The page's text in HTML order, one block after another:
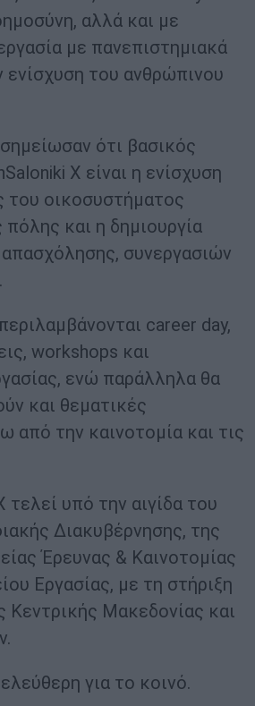
αλλά και με
με πανεπιστημιακά
ενίσχυση του ανθρώπινου
ότι βασικός
X είναι η ενίσχυση
του οικοσυστήματος
πόλης και η δημιουργία
συνεργασιών
career day,
workshops και
ενώ παράλληλα θα
και θεματικές
από την καινοτομία και τις
τελεί υπό την αιγίδα του
Διακυβέρνησης, της
Έρευνας & Καινοτομίας
Εργασίας, με τη στήριξη
Κεντρικής Μακεδονίας και
για το κοινό.